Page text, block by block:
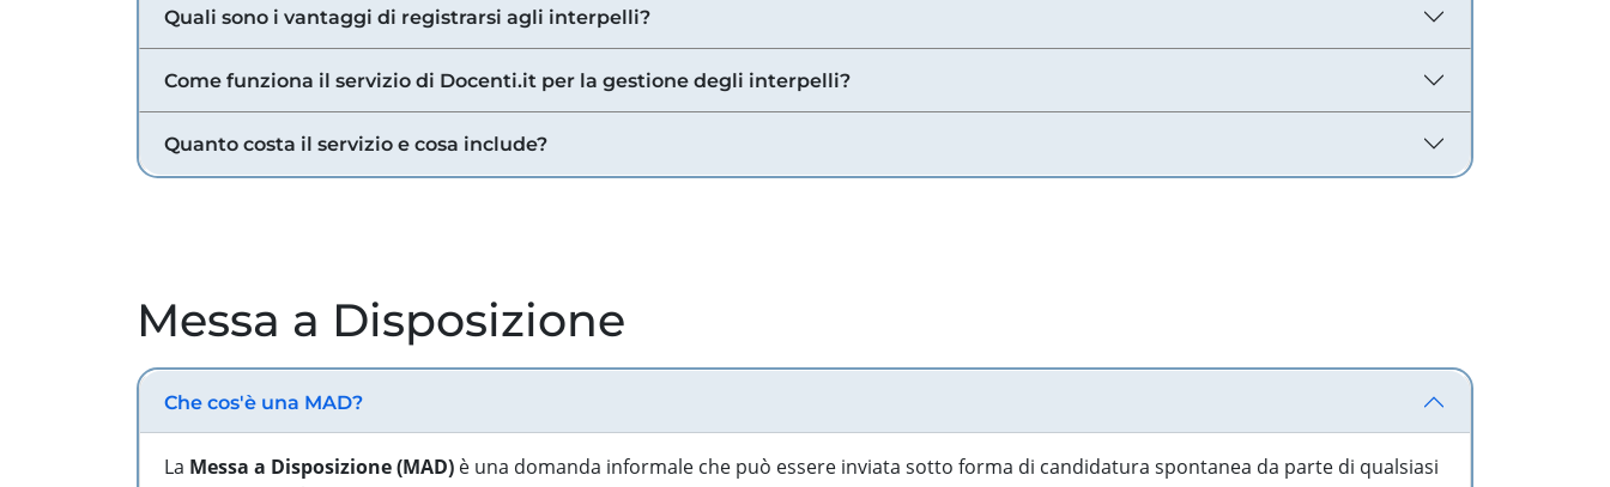
Quali sono i vantaggi di registrarsi agli interpelli?
Come funziona il servizio di Docenti.it per la gestione degli interpelli?
Quanto costa il servizio e cosa include?
Messa a Disposizione
Che cos'è una MAD?
La Messa a Disposizione (MAD) è una domanda informale che può essere inviata sotto forma di candidatura spontanea da parte di qualsiasi